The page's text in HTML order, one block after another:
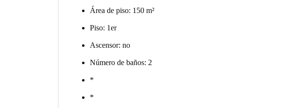
Área de piso: 150 m²
Piso: 1er
Ascensor: no
Número de baños: 2
*
*